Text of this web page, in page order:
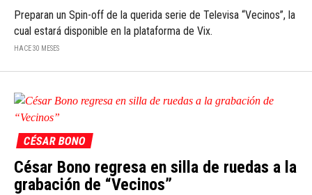
Preparan un Spin-off de la querida serie de Televisa “Vecinos”, la
cual estará disponible en la plataforma de Vix.
HACE 30 MESES
CÉSAR BONO
César Bono regresa en silla de ruedas a la
grabación de “Vecinos”